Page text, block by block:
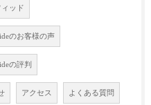
ッド
のお客様の声
の評判
アクセス よくある質問